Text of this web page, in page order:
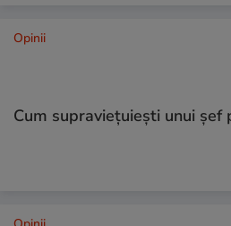
Opinii
Cum supraviețuiești unui șef